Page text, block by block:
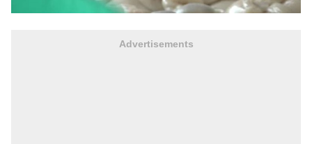
Advertisements